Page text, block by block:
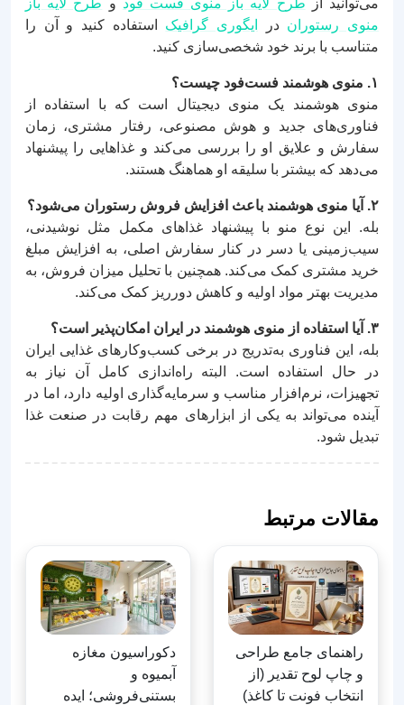
می‌توانید از طرح لایه باز منوی فست فود و طرح لایه باز
منوی رستوران در ایگوری گرافیک استفاده کنید و آن را
متناسب با برند خود شخصی‌سازی کنید.
۱. منوی هوشمند فست‌فود چیست؟
منوی هوشمند یک منوی دیجیتال است که با استفاده از
فناوری‌های جدید و هوش مصنوعی، رفتار مشتری، زمان
سفارش و علایق او را بررسی می‌کند و غذاهایی را پیشنهاد
می‌دهد که بیشتر با سلیقه او هماهنگ هستند.
۲. آیا منوی هوشمند باعث افزایش فروش رستوران می‌شود؟
بله. این نوع منو با پیشنهاد غذاهای مکمل مثل نوشیدنی،
سیب‌زمینی یا دسر در کنار سفارش اصلی، به افزایش مبلغ
خرید مشتری کمک می‌کند. همچنین با تحلیل میزان فروش، به
مدیریت بهتر مواد اولیه و کاهش دورریز کمک می‌کند.
۳. آیا استفاده از منوی هوشمند در ایران امکان‌پذیر است؟
بله، این فناوری به‌تدریج در برخی کسب‌وکارهای غذایی ایران
در حال استفاده است. البته راه‌اندازی کامل آن نیاز به
تجهیزات، نرم‌افزار مناسب و سرمایه‌گذاری اولیه دارد، اما در
آینده می‌تواند به یکی از ابزارهای مهم رقابت در صنعت غذا
تبدیل شود.
مقالات مرتبط
راهنمای جامع طراحی
و چاپ لوح تقدیر (از
انتخاب فونت تا کاغذ)
دکوراسیون مغازه
آبمیوه و
بستنی‌فروشی؛ ایده